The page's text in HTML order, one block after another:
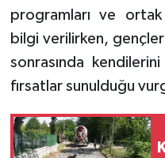
programları ve ortak
bilgi verilirken,
sonrasında
fırsatlar sunulduğu